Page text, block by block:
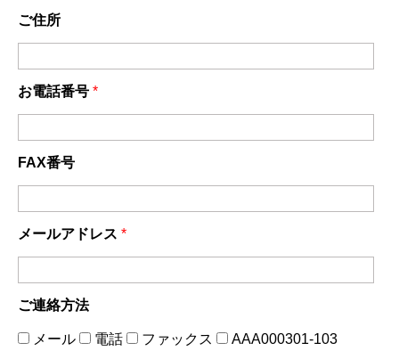
ご住所
お電話番号 *
FAX番号
メールアドレス *
ご連絡方法
メール 電話 ファックス AAA000301-103